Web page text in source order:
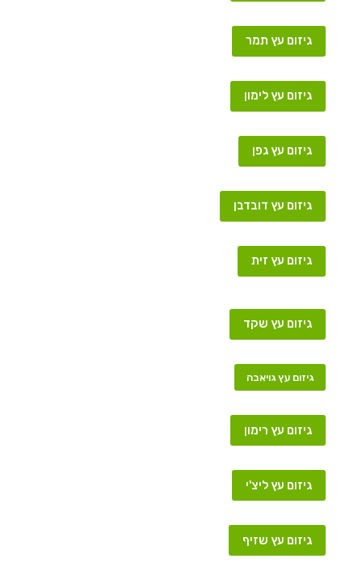
גיזום עץ תמר
גיזום עץ לימון
גיזום עץ גפן
גיזום עץ דובדבן
גיזום עץ זית
גיזום עץ שקד
גיזום עץ גויאבה
גיזום עץ רימון
גיזום עץ ליצ'י
גיזום עץ שזיף